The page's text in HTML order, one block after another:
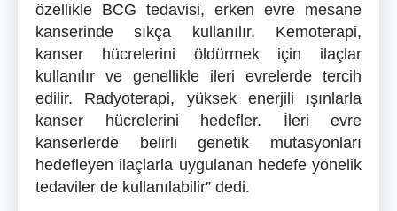
özellikle BCG tedavisi, erken evre mesane
kanserinde sıkça kullanılır. Kemoterapi,
kanser hücrelerini öldürmek için ilaçlar
kullanılır ve genellikle ileri evrelerde tercih
edilir. Radyoterapi, yüksek enerjili ışınlarla
kanser hücrelerini hedefler. İleri evre
kanserlerde belirli genetik mutasyonları
hedefleyen ilaçlarla uygulanan hedefe yönelik
tedaviler de kullanılabilir” dedi.